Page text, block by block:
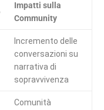
Impatti sulla
Community
Incremento delle
conversazioni su
narrativa di
sopravvivenza
Comunità